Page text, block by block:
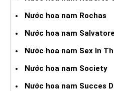
Nước hoa nam Rochas
Nước hoa nam
Nước hoa nam Sex In
Nước hoa nam Society
Nước hoa nam Succes